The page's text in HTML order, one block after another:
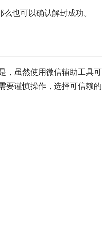
也可以确认解封成功。
，虽然使用微信辅助工具可
要谨慎操作，选择可信赖的